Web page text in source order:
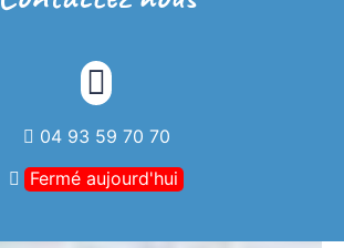
04 93 59 70 70
Fermé aujourd'hui